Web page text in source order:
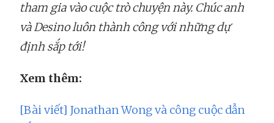
tham gia vào cuộc trò chuyện này. Chúc anh
và Desino luôn thành công với những dự
định sắp tới!
Xem thêm:
[Bài viết] Jonathan Wong và công cuộc dẫn